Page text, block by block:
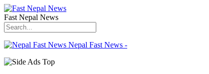
Fast Nepal News
Nepal Fast News -